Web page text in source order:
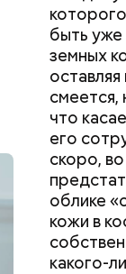
быть уже
земных
смеется,
что
его
скоро,
облике
кожи в
какого-